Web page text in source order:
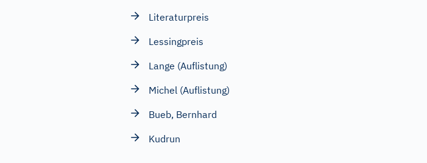
Literaturpreis
Lessingpreis
Lange (Auflistung)
Michel (Auflistung)
Bueb, Bernhard
Kudrun